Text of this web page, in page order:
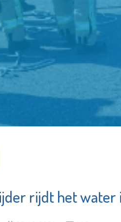
rijdt het water